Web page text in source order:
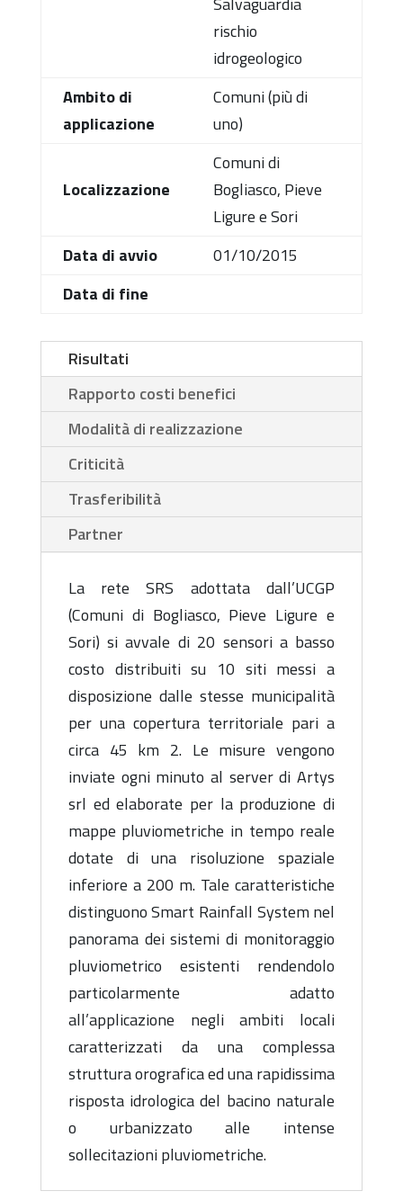
rischio
idrogeologico
Ambito di
applicazione
Comuni (più di
uno)
Localizzazione
Comuni di
Bogliasco, Pieve
Ligure e Sori
Data di avvio
01/10/2015
Data di fine
Risultati
Rapporto costi benefici
Modalità di realizzazione
Criticità
Trasferibilità
Partner
La rete SRS adottata dall’UCGP
(Comuni di Bogliasco, Pieve Ligure e
Sori) si avvale di 20 sensori a basso
costo distribuiti su 10 siti messi a
disposizione dalle stesse municipalità
per una copertura territoriale pari a
circa 45 km 2. Le misure vengono
inviate ogni minuto al server di Artys
srl ed elaborate per la produzione di
mappe pluviometriche in tempo reale
dotate di una risoluzione spaziale
inferiore a 200 m. Tale caratteristiche
distinguono Smart Rainfall System nel
panorama dei sistemi di monitoraggio
pluviometrico esistenti rendendolo
particolarmente adatto
all’applicazione negli ambiti locali
caratterizzati da una complessa
struttura orografica ed una rapidissima
risposta idrologica del bacino naturale
o urbanizzato alle intense
sollecitazioni pluviometriche.